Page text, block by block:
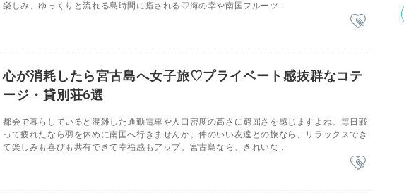
楽しみ、ゆっくりと流れる島時間に癒される♡海の幸や南国フルーツ...
心が消耗したら宮古島へ女子旅♡プライベート感抜群なコテ
ージ・貸別荘6選
都会で暮らしていると混雑した通勤電車や人口密度の高さに窮屈さを感じますよね。毎日戦
って疲れたなら羽を休めに南国へ行きませんか。仲のいい友達との旅なら、リラックスでき
て楽しみも喜びも共有できて幸福感もアップ。宮古島なら、きれいな...